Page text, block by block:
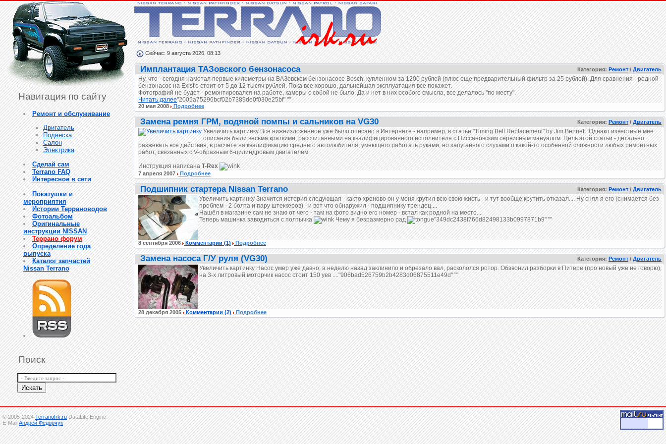
Навигация по сайту
Ремонт и обслуживание
Двигатель
Подвеска
Салон
Электрика
Сделай сам
Terrano FAQ
Интересное в сети
Покатушки и
мероприятия
Истории Террановодов
Фотоальбом
Оригинальные
инструкции NISSAN
Террано форум
Определение года
выпуска
Каталог запчастей
Nissan Terrano
Поиск
Сейчас: 9 августа 2026, 08:13
Имплантация ТАЗовского бензонасоса Категория: Ремонт / Двигатель
Ну, что - сегодня намотал первые километры на ВАЗовском бензонасосе Bosch, купленном за 1200 рублей (плюс еще предварительный фильтр за 25 рублей). Для сравнения - родной
бензонасос на Exist'е стоит от 5 до 12 тысяч рублей. Пока все хорошо, дальнейшая эксплуатация все покажет.
Фотографий не будет - ремонтировался на работе, камеры с собой не было. Да и нет в них особого смысла, все делалось "по месту".
Читать далее"2005a75296bcf02b7389de0f030e25bf" ""
20 мая 2008 Подробнее
Замена ремня ГРМ, водяной помпы и сальников на VG30 Категория: Ремонт / Двигатель
Увеличить картинкуВсе нижеизложенное уже было описано в Интернете - например, в статье "Timing Belt Replacement" by Jim Bennett. Однако известные мне
описания были весьма краткими, рассчитанными на квалифицированного исполнителя с Ниссановским сервисным мануалом. Цель этой статьи - детально
разжевать все действия, в расчете на квалификацию среднего автолюбителя, умеющего работать руками, но запуганного слухами о какой-то особенной сложности любых ремонтных
работ, связанных с V-образным 6-цилиндровым двигателем.
Инструкция написанаT-Rex
7 апреля 2007 Подробнее
Подшипник стартера Nissan Terrano Категория: Ремонт / Двигатель
Увеличить картинкуЗначится история следующая - както хреново он у меня крутил всю свою жисть - и тут вообще крутить отказал.... Ну снял я его (снимается без
проблем - 2 болта и пару штеккеров) - и вот что обнаружил - подшипнику трендец....
Нашёл в магазине сам не знаю от чего - там на фото видно его номер - встал как родной на место....
Теперь машинка заводиться с полтычка
Чему я безразмерно рад "349dc2438f766d82498133b0997871b9" ""
8 сентября 2006 Комментарии (1) Подробнее
Замена насоса Г/У руля (VG30) Категория: Ремонт / Двигатель
Увеличить картинкуНасос умер уже давно, а неделю назад заклинило и обрезало вал, раскололся ротор. Обзвонил разборки в Питере (про новый уже не говорю),
на 3-х литровый моторчик насос стоит 150 уев ...."906bad526759b2b4283d06875511e49d" ""
28 декабря 2005 Комментарии (2) Подробнее
© 2005-2024TerranoIrk.ruDataLife Engine
E-MailАндрей Федорчук